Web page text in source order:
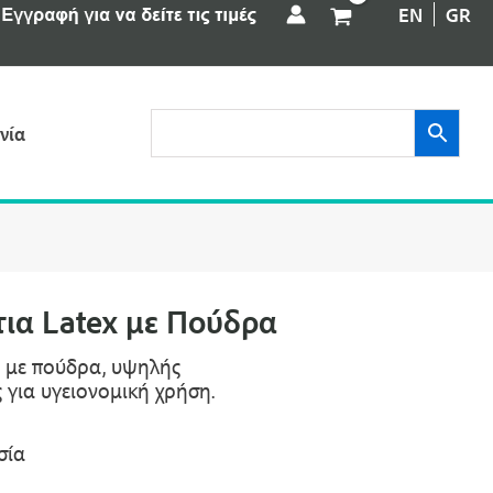
EN GR
Latex με Πούδρα
με πούδρα, υψηλής
υγειονομική χρήση.